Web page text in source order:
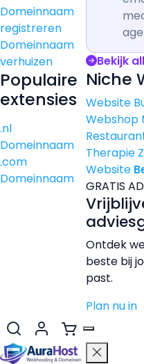
Domeinnaam
registreren
Domeinnaam
verhuizen
Populaire
extensies
.nl
Domeinnaam
.com
Domeinnaam
Bekijk
Niche
Website
Webshop
Therapie
Website
GRATIS
Ontdek
beste bij
past.
Plan nu in